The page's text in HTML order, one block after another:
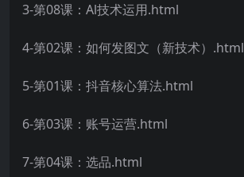
3-第08课：Al技术运用.html
4-第02课：如何发图文（新技术）.html
5-第01课：抖音核心算法.html
6-第03课：账号运营.html
7-第04课：选品.html